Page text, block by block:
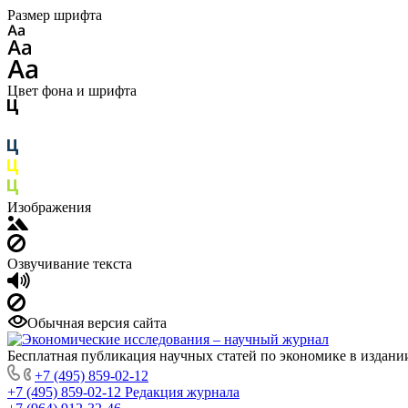
Размер шрифта
Цвет фона и шрифта
Изображения
Озвучивание текста
Обычная версия сайта
Бесплатная публикация научных статей по экономике в
+7 (495) 859-02-12
+7 (495) 859-02-12 Редакция журнала